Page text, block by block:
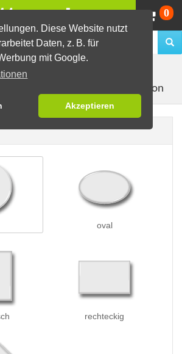
Diese Website nutzt
Daten, z. B. für
mit Google.
Akzeptieren
0
auf Karten
mit 1 Button
oval
rechteckig